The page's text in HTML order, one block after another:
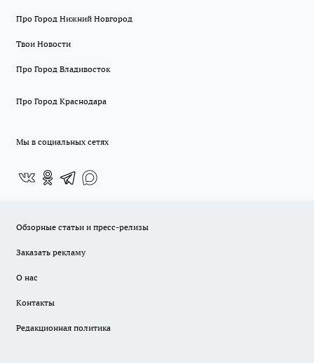
Про Город Нижний Новгород
Твои Новости
Про Город Владивосток
Про Город Краснодара
Мы в социальных сетях
Обзорные статьи и пресс-релизы
Заказать рекламу
О нас
Контакты
Редакционная политика